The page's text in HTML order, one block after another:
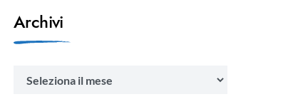
Archivi